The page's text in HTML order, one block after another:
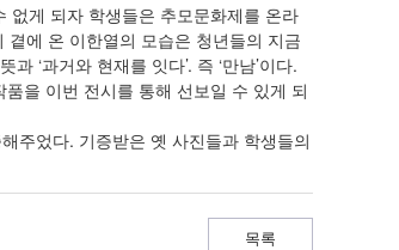
없게 되자 학생들은 추모문화제를 온라
에 온 이한열의 모습은 청년들의 지금
‘과거와 현재를 잇다’. 즉 ‘만남’이다.
을 이번 전시를 통해 선보일 수 있게 되
주었다. 기증받은 옛 사진들과 학생들의
목록